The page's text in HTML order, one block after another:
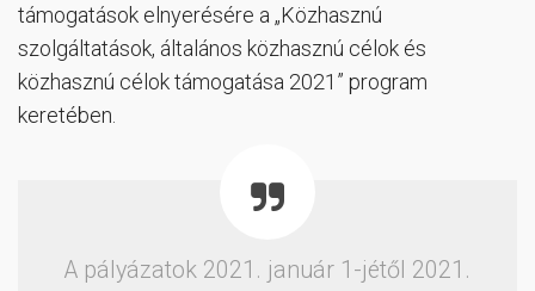
támogatások elnyerésére a „Közhasznú
szolgáltatások, általános közhasznú célok és
közhasznú célok támogatása 2021” program
keretében.
A pályázatok 2021. január 1-jétől 2021.